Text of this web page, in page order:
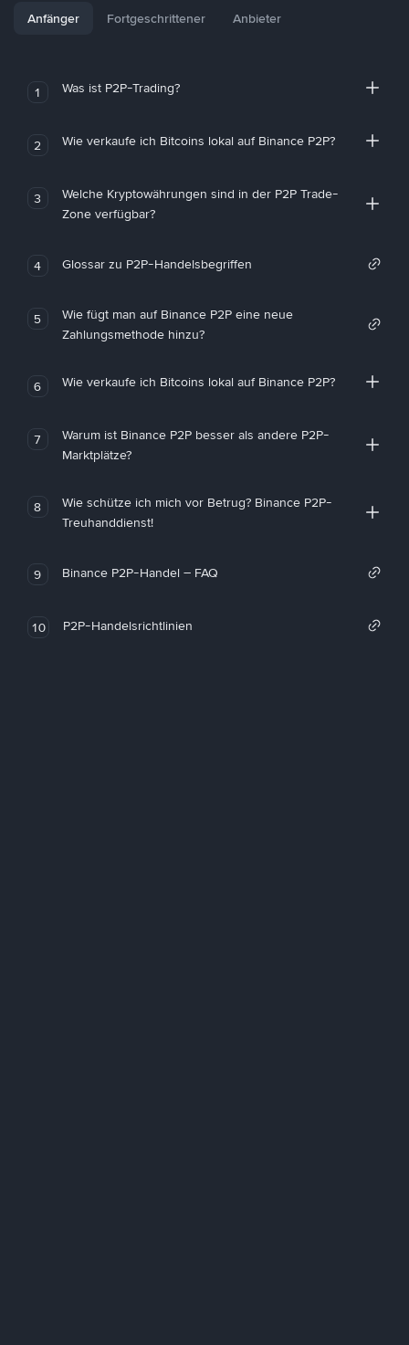
Anfänger Fortgeschrittener Anbieter
1 Was ist P2P-Trading?
2 Wie verkaufe ich Bitcoins lokal auf Binance P2P?
3
Welche Kryptowährungen sind in der P2P Trade-
Zone verfügbar?
4 Glossar zu P2P-Handelsbegriffen
5
Wie fügt man auf Binance P2P eine neue
Zahlungsmethode hinzu?
6 Wie verkaufe ich Bitcoins lokal auf Binance P2P?
7
Warum ist Binance P2P besser als andere P2P-
Marktplätze?
8
Wie schütze ich mich vor Betrug? Binance P2P-
Treuhanddienst!
9 Binance P2P-Handel – FAQ
10 P2P-Handelsrichtlinien